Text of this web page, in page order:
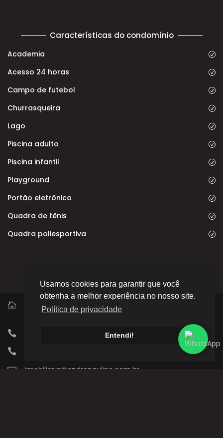
Usamos cookies para garantir que você
obtenha a melhor experiência no nosso site.
Política de privacidade
Entendi!
Características do condomínio
Academia
Acesso 24 horas
Campo de futebol
Churrasqueira
Lago
Piscina adulto
Piscina infantil
Playground
Portão eletrônico
Quadra de tênis
Quadra poliesportiva
Av. Rui Ferraz de Carvalho, 300 - Palhano 2, Londrina -
PR, 86055-210
imobiliaria@andrepaulino.com.br